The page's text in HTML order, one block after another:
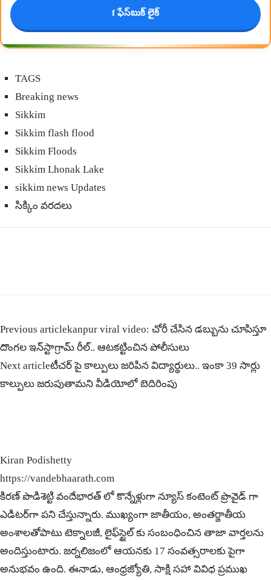
f ఫేస్‌బుక్ లైక్
TAGS
Breaking news
Sikkim
Sikkim flash flood
Sikkim Floods
Sikkim Lhonak Lake
sikkim news Updates
సిక్కిం వరదలు
Previous articlekanpur viral video: చోరీ చేసిన డబ్బును చూపిస్తూ
దొంగల ఇన్‌స్టాగ్రామ్ రీల్‌.. ఆటకట్టించిన పోలీసులు
Next articleటీచర్ పై కాల్పులు జరిపిన విద్యార్థులు.. ఇంకా 39 సార్లు
కాల్పులు జరుపుతామని వీడియోలో బెదిరింపు
Kiran Podishetty
https://vandebhaarath.com
కిర‌ణ్ పొడిశెట్టి వందేభారత్ లో కొన్నేళ్లుగా న్యూస్ కంటెంట్ ప్రొవైడ్ గా
ఎడిటర్‌గా పని చేస్తున్నారు. ముఖ్యంగా జాతీయం, అంత‌ర్జాతీయ
అంశాల‌తోపాటు టెక్నాల‌జీ, లైఫ్‌స్టైల్‌ కు సంబంధించిన తాజా వార్తల‌ను
అందిస్తుంటారు. జర్నలిజంలో ఆయ‌న‌కు 17 సంవత్సరాలకు పైగా
అనుభవం ఉంది. ఈనాడు, ఆంధ్ర‌జ్యోతి, సాక్షి స‌హా వివిధ ప్ర‌ముఖ‌